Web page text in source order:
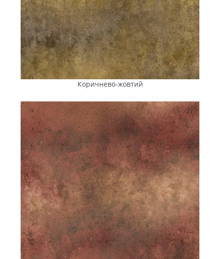
Коричнево-жовтий